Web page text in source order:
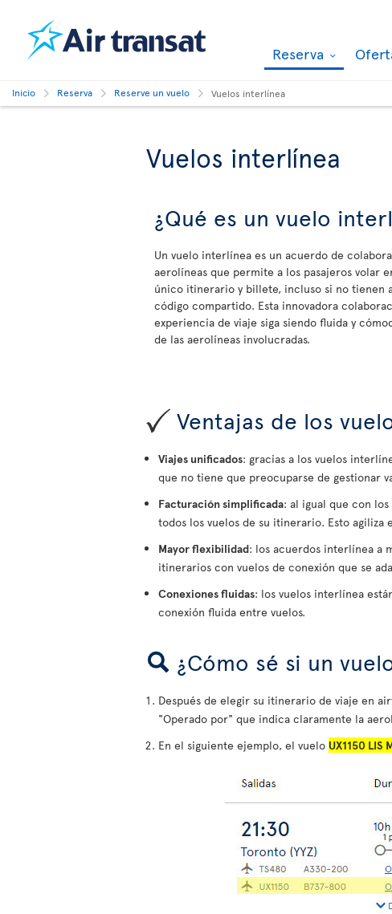
Reserva
Inicio Reserva Reserve un vuelo Vuelos interlínea
Vuelos interlínea
¿Qué es un vuelo
Un vuelo interlínea es un acuerdo de
aerolíneas que permite a los pasajeros volar
único itinerario y billete, incluso si no tienen
código compartido. Esta innovadora
experiencia de viaje siga siendo fluida y
de las aerolíneas involucradas.
Ventajas de los
Viajes unificados: gracias a los vuelos
que no tiene que preocuparse de gestionar
Facturación simplificada: al igual que con
todos los vuelos de su itinerario. Esto
Mayor flexibilidad: los acuerdos interlínea a
itinerarios con vuelos de conexión que se
Conexiones fluidas: los vuelos interlínea
conexión fluida entre vuelos.
¿Cómo sé si un
Después de elegir su itinerario de viaje en
"Operado por" que indica claramente la
En el siguiente ejemplo, el vuelo UX1150 LIS